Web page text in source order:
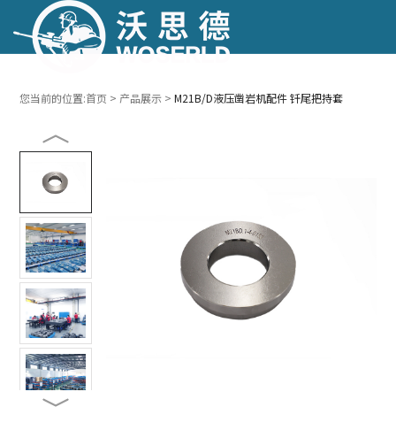
跳转到主要内容 跳转到页脚
您当前的位置:首页 > 产品展示 > M21B/D液压凿岩机配件 钎尾把持套